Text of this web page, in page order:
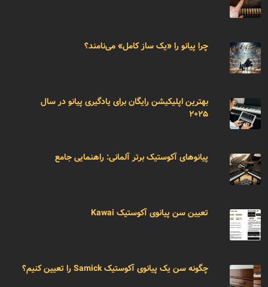
چرا پیانو را «یک ساز کامل» می‌نامند؟
بهترین اپلیکیشن رایگان برای یادگیری پیانو در سال
۲۰۲۵
پیانوهای آکوستیک برتر آلمانی: راهنمایی جامع
تعیین سن پیانوی آکوستیک Kawai
چگونه سن یک پیانوی آکوستیک Samick را تعیین کنیم؟